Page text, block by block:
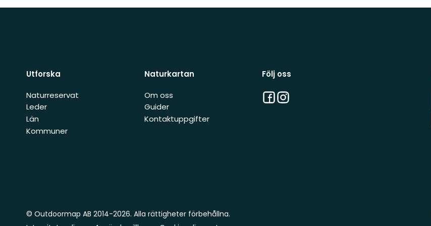
Utforska
Naturreservat
Leder
Län
Kommuner
Naturkartan
Om oss
Guider
Kontaktuppgifter
Följ oss
Facebook
Instagram
© Outdoormap AB 2014-2026. Alla rättigheter förbehållna.